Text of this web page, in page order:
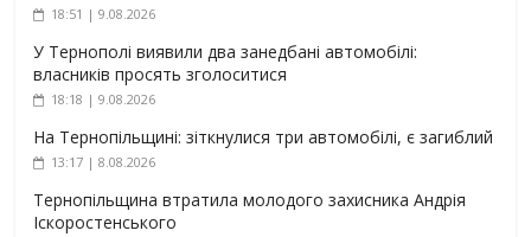
18:51 | 9.08.2026
У Тернополі виявили два занедбані автомобілі:
власників просять зголоситися
18:18 | 9.08.2026
На Тернопільщині: зіткнулися три автомобілі, є загиблий
13:17 | 8.08.2026
Тернопільщина втратила молодого захисника Андрія
Іскоростенського